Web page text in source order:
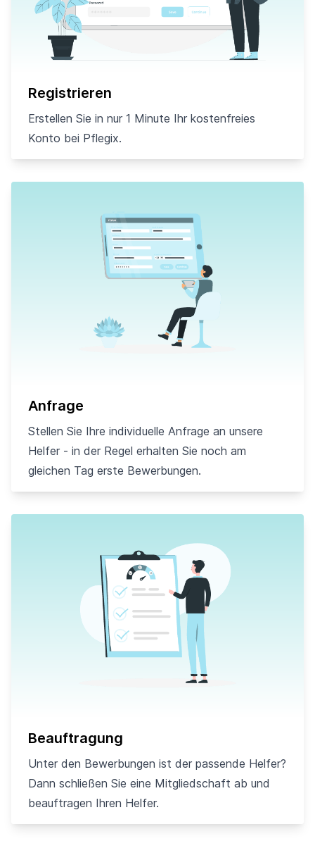
Registrieren
Erstellen Sie in nur 1 Minute Ihr kostenfreies
Konto bei Pflegix.
Anfrage
Stellen Sie Ihre individuelle Anfrage an unsere
Helfer - in der Regel erhalten Sie noch am
gleichen Tag erste Bewerbungen.
Beauftragung
Unter den Bewerbungen ist der passende Helfer?
Dann schließen Sie eine Mitgliedschaft ab und
beauftragen Ihren Helfer.